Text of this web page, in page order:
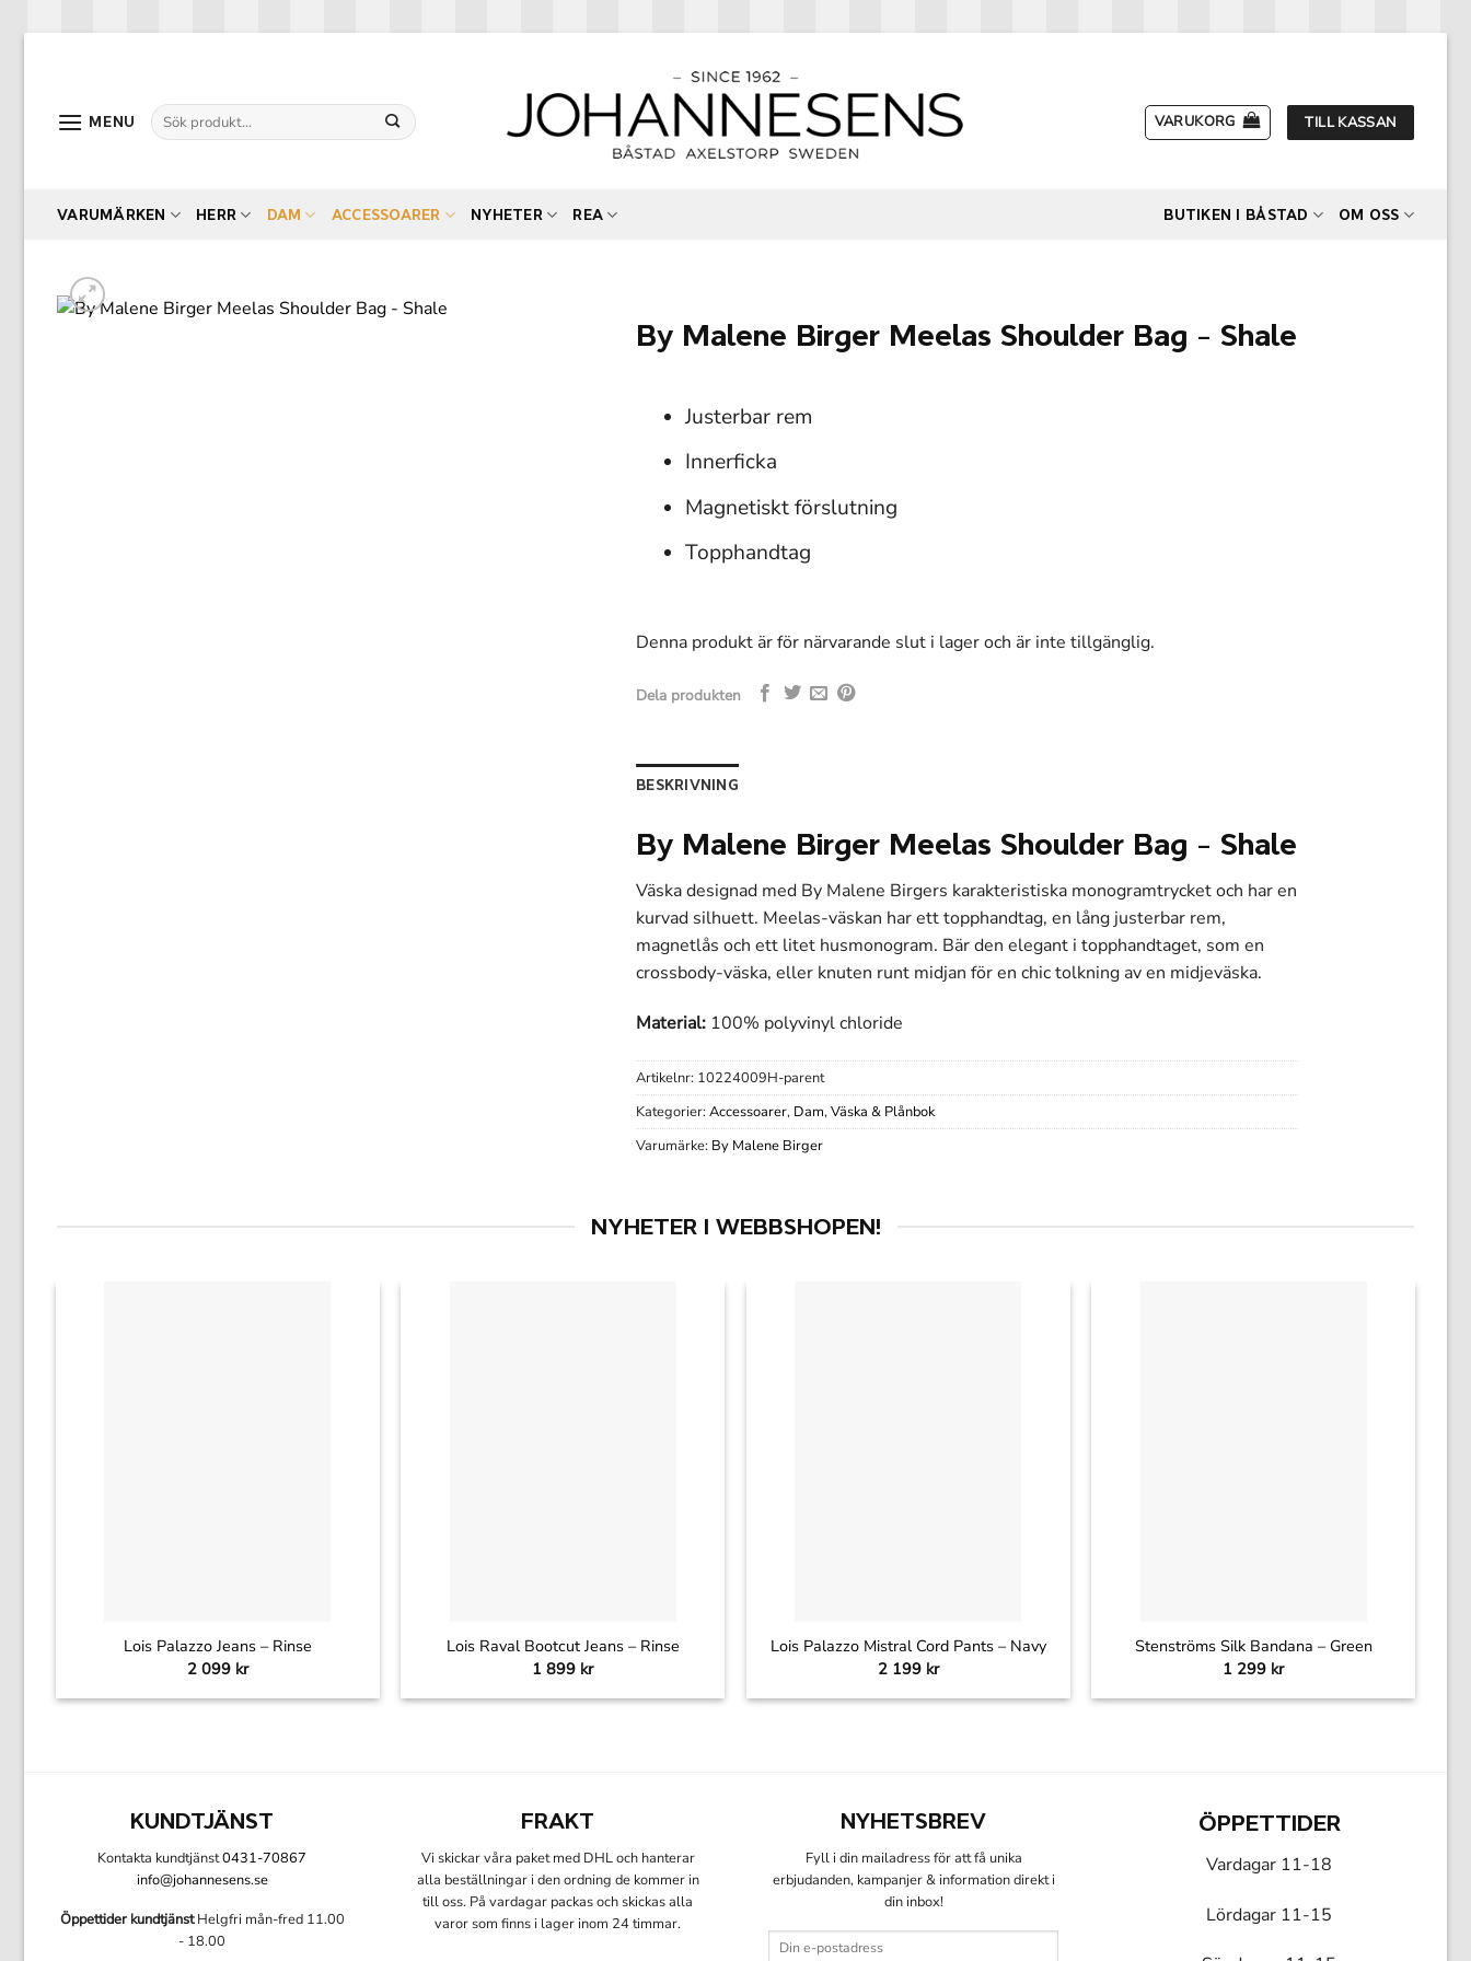
MENU
Sök
efter:
VARUKORG TILL KASSAN
VARUMÄRKEN HERR DAM ACCESSOARER NYHETER REA BUTIKEN I BÅSTAD OM OSS
By Malene Birger Meelas Shoulder Bag – Shale
Justerbar rem
Innerficka
Magnetiskt förslutning
Topphandtag
Denna produkt är för närvarande slut i lager och är inte tillgänglig.
Dela produkten
BESKRIVNING
By Malene Birger Meelas Shoulder Bag – Shale
Väska designad med By Malene Birgers karakteristiska monogramtrycket och har en
kurvad silhuett. Meelas-väskan har ett topphandtag, en lång justerbar rem,
magnetlås och ett litet husmonogram. Bär den elegant i topphandtaget, som en
crossbody-väska, eller knuten runt midjan för en chic tolkning av en midjeväska.
Material: 100% polyvinyl chloride
Artikelnr: 10224009H-parent
Kategorier:Accessoarer, Dam,Väska & Plånbok
Varumärke: By Malene Birger
NYHETER I WEBBSHOPEN!
Lois Palazzo Jeans – Rinse
2 099 kr
Lois Raval Bootcut Jeans – Rinse
1 899 kr
Lois Palazzo Mistral Cord Pants – Navy
2 199 kr
Stenströms Silk Bandana – Green
1 299 kr
KUNDTJÄNST
Kontakta kundtjänst0431-70867
info@johannesens.se
Öppettider kundtjänstHelgfri mån-fred 11.00
- 18.00
FRAKT
Vi skickar våra paket med DHL och hanterar
alla beställningar i den ordning de kommer in
till oss. På vardagar packas och skickas alla
varor som finns i lager inom 24 timmar.
NYHETSBREV
Fyll i din mailadress för att få unika
erbjudanden, kampanjer & information direkt i
din inbox!
ÖPPETTIDER
Vardagar 11-18
Lördagar 11-15